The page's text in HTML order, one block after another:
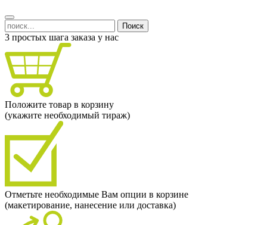
Поиск
3 простых шага заказа у нас
Положите товар в корзину
(укажите необходимый тираж)
Отметьте необходимые Вам опции в корзине
(макетирование, нанесение или доставка)